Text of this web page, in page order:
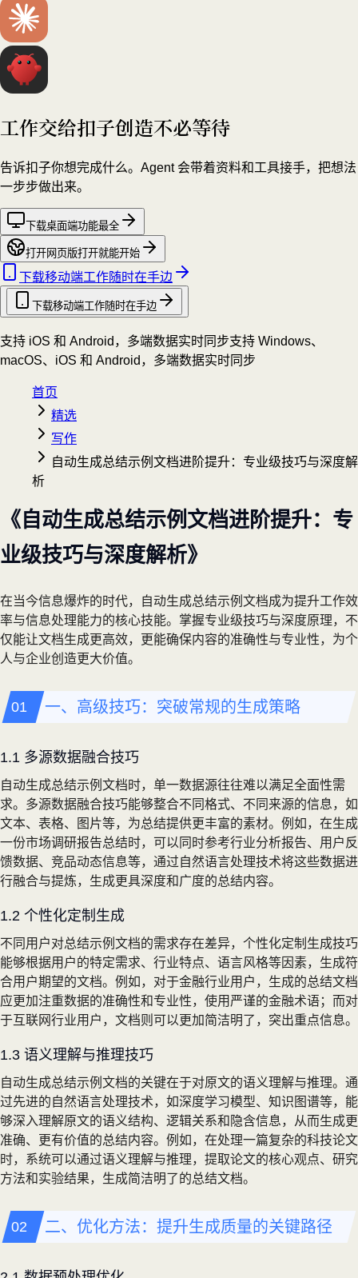
工作交给扣子创造不必等待
告诉扣子你想完成什么。Agent 会带着资料和工具接手，把想法
一步步做出来。
下载桌面端功能最全
打开网页版打开就能开始
下载移动端工作随时在手边
下载移动端工作随时在手边
支持 iOS 和 Android，多端数据实时同步支持 Windows、
macOS、iOS 和 Android，多端数据实时同步
首页
精选
写作
自动生成总结示例文档进阶提升：专业级技巧与深度解
析
《自动生成总结示例文档进阶提升：专
业级技巧与深度解析》
在当今信息爆炸的时代，自动生成总结示例文档成为提升工作效
率与信息处理能力的核心技能。掌握专业级技巧与深度原理，不
仅能让文档生成更高效，更能确保内容的准确性与专业性，为个
人与企业创造更大价值。
一、高级技巧：突破常规的生成策略
1.1 多源数据融合技巧
自动生成总结示例文档时，单一数据源往往难以满足全面性需
求。多源数据融合技巧能够整合不同格式、不同来源的信息，如
文本、表格、图片等，为总结提供更丰富的素材。例如，在生成
一份市场调研报告总结时，可以同时参考行业分析报告、用户反
馈数据、竞品动态信息等，通过自然语言处理技术将这些数据进
行融合与提炼，生成更具深度和广度的总结内容。
1.2 个性化定制生成
不同用户对总结示例文档的需求存在差异，个性化定制生成技巧
能够根据用户的特定需求、行业特点、语言风格等因素，生成符
合用户期望的文档。例如，对于金融行业用户，生成的总结文档
应更加注重数据的准确性和专业性，使用严谨的金融术语；而对
于互联网行业用户，文档则可以更加简洁明了，突出重点信息。
1.3 语义理解与推理技巧
自动生成总结示例文档的关键在于对原文的语义理解与推理。通
过先进的自然语言处理技术，如深度学习模型、知识图谱等，能
够深入理解原文的语义结构、逻辑关系和隐含信息，从而生成更
准确、更有价值的总结内容。例如，在处理一篇复杂的科技论文
时，系统可以通过语义理解与推理，提取论文的核心观点、研究
方法和实验结果，生成简洁明了的总结文档。
二、优化方法：提升生成质量的关键路径